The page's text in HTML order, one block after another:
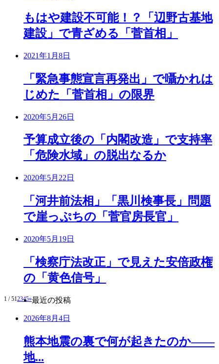
もはや建設不可能！？「辺野古基地
建設」で青ざめる「菅首相」
2021年1月8日
「緊急事態宣言再発出」で囁かれは
じめた「菅首相」の限界
2020年5月26日
予算成立後の「内閣改造」で支持率
「危険水域」の脱出なるか
2020年5月22日
「河井前法相」「黒川検事長」問題
で崖っぷちの「菅官房長官」
2020年5月19日
「検察庁法改正」で見えた安倍政権
の「黄色信号」
1 / 512345»最近の投稿
2026年8月4日
熊本地震の裏で何が起きたのか――
地...